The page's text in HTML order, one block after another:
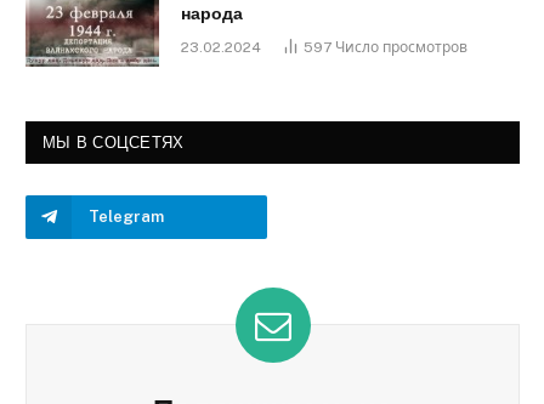
народа
23.02.2024 597 Число просмотров
МЫ В СОЦСЕТЯХ
Telegram